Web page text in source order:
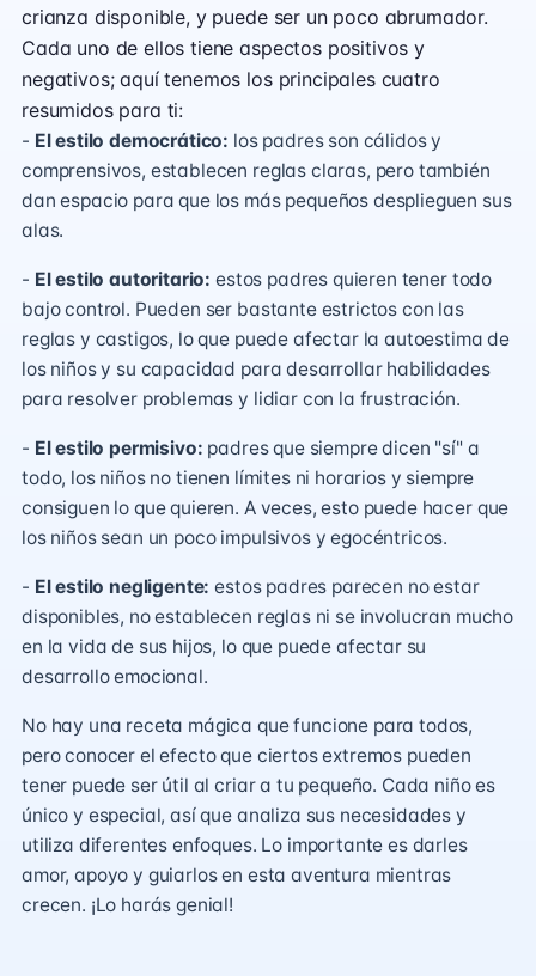
crianza disponible, y puede ser un poco abrumador.
Cada uno de ellos tiene aspectos positivos y
negativos; aquí tenemos los principales cuatro
resumidos para ti:
- El estilo democrático: los padres son cálidos y
comprensivos, establecen reglas claras, pero también
dan espacio para que los más pequeños desplieguen sus
alas.
- El estilo autoritario: estos padres quieren tener todo
bajo control. Pueden ser bastante estrictos con las
reglas y castigos, lo que puede afectar la autoestima de
los niños y su capacidad para desarrollar habilidades
para resolver problemas y lidiar con la frustración.
- El estilo permisivo: padres que siempre dicen "sí" a
todo, los niños no tienen límites ni horarios y siempre
consiguen lo que quieren. A veces, esto puede hacer que
los niños sean un poco impulsivos y egocéntricos.
- El estilo negligente: estos padres parecen no estar
disponibles, no establecen reglas ni se involucran mucho
en la vida de sus hijos, lo que puede afectar su
desarrollo emocional.
No hay una receta mágica que funcione para todos,
pero conocer el efecto que ciertos extremos pueden
tener puede ser útil al criar a tu pequeño. Cada niño es
único y especial, así que analiza sus necesidades y
utiliza diferentes enfoques. Lo importante es darles
amor, apoyo y guiarlos en esta aventura mientras
crecen. ¡Lo harás genial!